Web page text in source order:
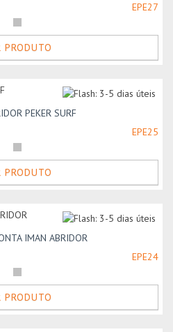
EPE27
PRODUTO
PEKER SURF
EPE25
PRODUTO
IMAN ABRIDOR
EPE24
PRODUTO